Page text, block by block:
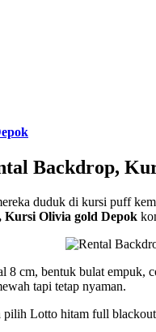
Backdrop,
duduk di kursi puff
Olivia gold Depok
8 cm, bentuk bulat
tapi tetap nyaman.
Lotto hitam full